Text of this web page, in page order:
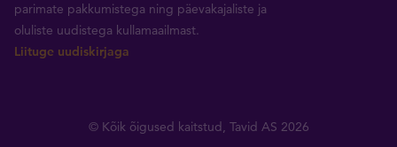
parimate pakkumistega ning päevakajaliste ja
oluliste uudistega kullamaailmast.
Liituge uudiskirjaga
© Kõik õigused kaitstud, Tavid AS 2026